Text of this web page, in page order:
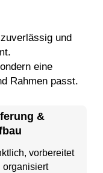
und
eine
Rahmen passt.
&
vorbereitet
organisiert